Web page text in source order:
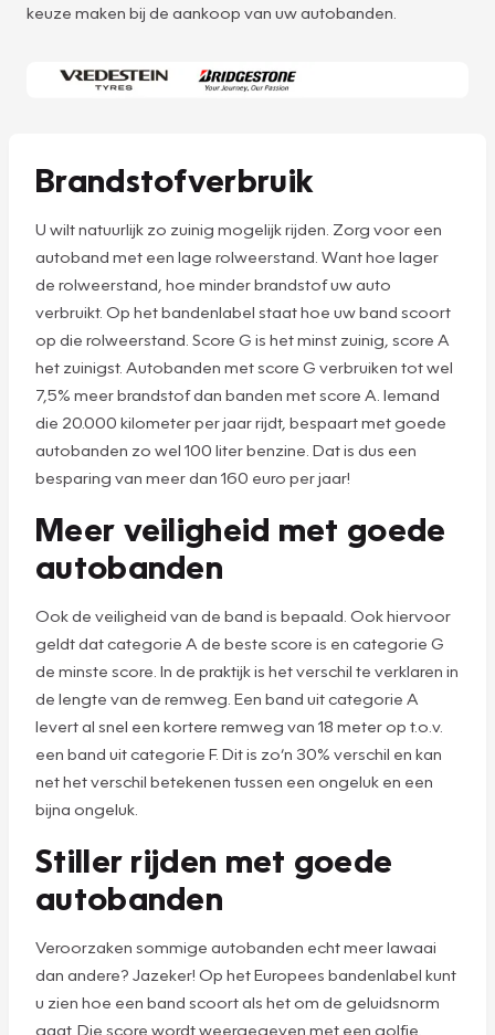
keuze maken bij de aankoop van uw autobanden.
Brandstofverbruik
U wilt natuurlijk zo zuinig mogelijk rijden. Zorg voor een
autoband met een lage rolweerstand. Want hoe lager
de rolweerstand, hoe minder brandstof uw auto
verbruikt. Op het bandenlabel staat hoe uw band scoort
op die rolweerstand. Score G is het minst zuinig, score A
het zuinigst. Autobanden met score G verbruiken tot wel
7,5% meer brandstof dan banden met score A. Iemand
die 20.000 kilometer per jaar rijdt, bespaart met goede
autobanden zo wel 100 liter benzine. Dat is dus een
besparing van meer dan 160 euro per jaar!
Meer veiligheid met goede
autobanden
Ook de veiligheid van de band is bepaald. Ook hiervoor
geldt dat categorie A de beste score is en categorie G
de minste score. In de praktijk is het verschil te verklaren in
de lengte van de remweg. Een band uit categorie A
levert al snel een kortere remweg van 18 meter op t.o.v.
een band uit categorie F. Dit is zo’n 30% verschil en kan
net het verschil betekenen tussen een ongeluk en een
bijna ongeluk.
Stiller rijden met goede
autobanden
Veroorzaken sommige autobanden echt meer lawaai
dan andere? Jazeker! Op het Europees bandenlabel kunt
u zien hoe een band scoort als het om de geluidsnorm
gaat. Die score wordt weergegeven met een golfje.